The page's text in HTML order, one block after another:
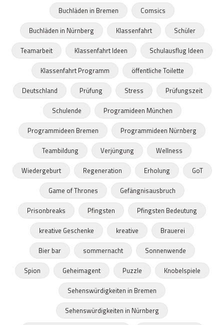
Buchläden in Bremen
Comsics
Buchläden in Nürnberg
Klassenfahrt
Schüler
Teamarbeit
Klassenfahrt Ideen
Schulausflug Ideen
Klassenfahrt Programm
öffentliche Toilette
Deutschland
Prüfung Stress
Prüfungszeit
Schulende
Programideen München
Programmideen Bremen
Programmideen Nürnberg
Teambildung
Verjüngung
Wellness
Wiedergeburt
Regeneration Erholung
GoT
Game of Thrones
Gefängnisausbruch
Prisonbreaks
Pfingsten
Pfingsten Bedeutung
kreative Geschenke
kreative
Brauerei
Bier bar
sommernacht
Sonnenwende
Spion
Geheimagent Puzzle
Knobelspiele
Sehenswürdigkeiten in Bremen
Sehenswürdigkeiten in Nürnberg